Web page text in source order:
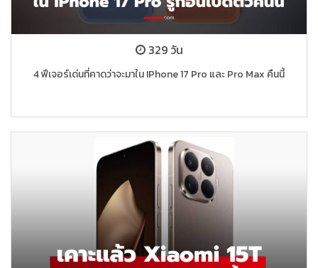
329 วัน
4 ฟีเจอร์เด่นที่คาดว่าจะมาใน IPhone 17 Pro และ Pro Max คืนนี้